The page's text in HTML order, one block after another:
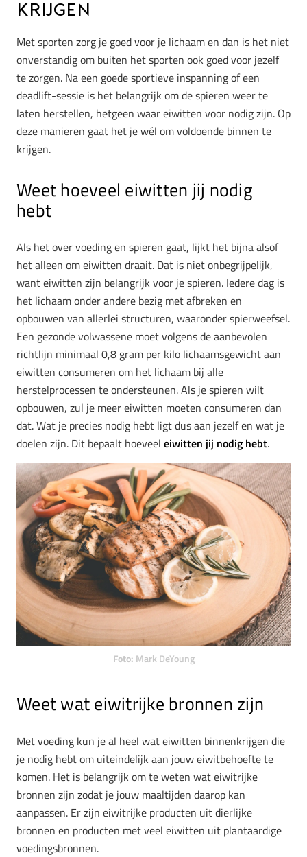
krijgen
Met sporten zorg je goed voor je lichaam en dan is het niet
onverstandig om buiten het sporten ook goed voor jezelf
te zorgen. Na een goede sportieve inspanning of een
deadlift-sessie is het belangrijk om de spieren weer te
laten herstellen, hetgeen waar eiwitten voor nodig zijn. Op
deze manieren gaat het je wél om voldoende binnen te
krijgen.
Weet hoeveel eiwitten jij nodig
hebt
Als het over voeding en spieren gaat, lijkt het bijna alsof
het alleen om eiwitten draait. Dat is niet onbegrijpelijk,
want eiwitten zijn belangrijk voor je spieren. Iedere dag is
het lichaam onder andere bezig met afbreken en
opbouwen van allerlei structuren, waaronder spierweefsel.
Een gezonde volwassene moet volgens de aanbevolen
richtlijn minimaal 0,8 gram per kilo lichaamsgewicht aan
eiwitten consumeren om het lichaam bij alle
herstelprocessen te ondersteunen. Als je spieren wilt
opbouwen, zul je meer eiwitten moeten consumeren dan
dat. Wat je precies nodig hebt ligt dus aan jezelf en wat je
doelen zijn. Dit bepaalt hoeveel eiwitten jij nodig hebt.
Foto: Mark DeYoung
Weet wat eiwitrijke bronnen zijn
Met voeding kun je al heel wat eiwitten binnenkrijgen die
je nodig hebt om uiteindelijk aan jouw eiwitbehoefte te
komen. Het is belangrijk om te weten wat eiwitrijke
bronnen zijn zodat je jouw maaltijden daarop kan
aanpassen. Er zijn eiwitrijke producten uit dierlijke
bronnen en producten met veel eiwitten uit plantaardige
voedingsbronnen.